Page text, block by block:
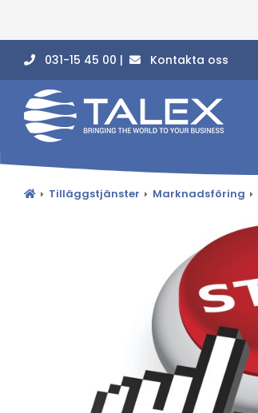
031-15 45 00 | Kontakta oss
Tilläggstjänster Marknadsföring